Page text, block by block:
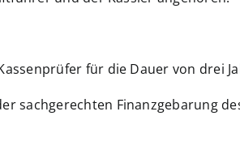
für die Dauer von drei
sachgerechten Finanzgebarung